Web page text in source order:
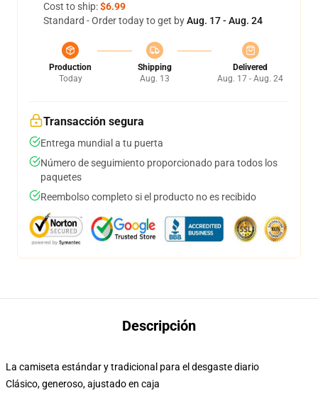
Cost to ship:$6.99
Standard - Order today to get byAug. 17 - Aug. 24
Production
Today
Shipping
Aug. 13
Delivered
Aug. 17 - Aug. 24
Transacción segura
Entrega mundial a tu puerta
Número de seguimiento proporcionado para todos los
paquetes
Reembolso completo si el producto no es recibido
Descripción
La camiseta estándar y tradicional para el desgaste diario
Clásico, generoso, ajustado en caja